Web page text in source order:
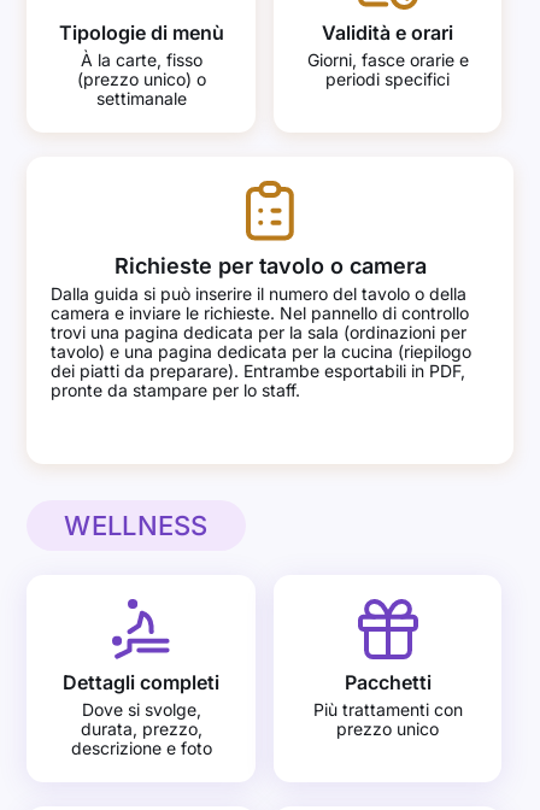
Tipologie di menù
À la carte, fisso
(prezzo unico) o
settimanale
Validità e orari
Giorni, fasce orarie e
periodi specifici
Richieste per tavolo o camera
Dalla guida si può inserire il numero del tavolo o della
camera e inviare le richieste. Nel pannello di controllo
trovi una pagina dedicata per la sala (ordinazioni per
tavolo) e una pagina dedicata per la cucina (riepilogo
dei piatti da preparare). Entrambe esportabili in PDF,
pronte da stampare per lo staff.
WELLNESS
Dettagli completi
Dove si svolge,
durata, prezzo,
descrizione e foto
Pacchetti
Più trattamenti con
prezzo unico